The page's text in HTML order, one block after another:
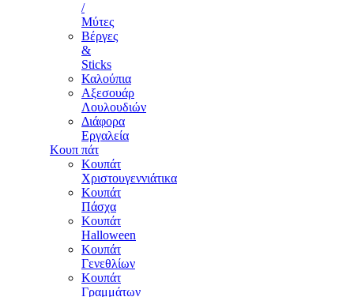
/
Μύτες
Βέργες
&
Sticks
Καλούπια
Αξεσουάρ
Λουλουδιών
Διάφορα
Εργαλεία
Κουπ πάτ
Κουπάτ
Χριστουγεννιάτικα
Κουπάτ
Πάσχα
Κουπάτ
Halloween
Κουπάτ
Γενεθλίων
Κουπάτ
Γραμμάτων